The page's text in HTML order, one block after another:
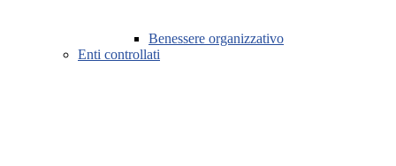
Benessere organizzativo
Enti controllati